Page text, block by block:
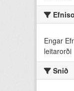
Engar
leitarorði
Snið